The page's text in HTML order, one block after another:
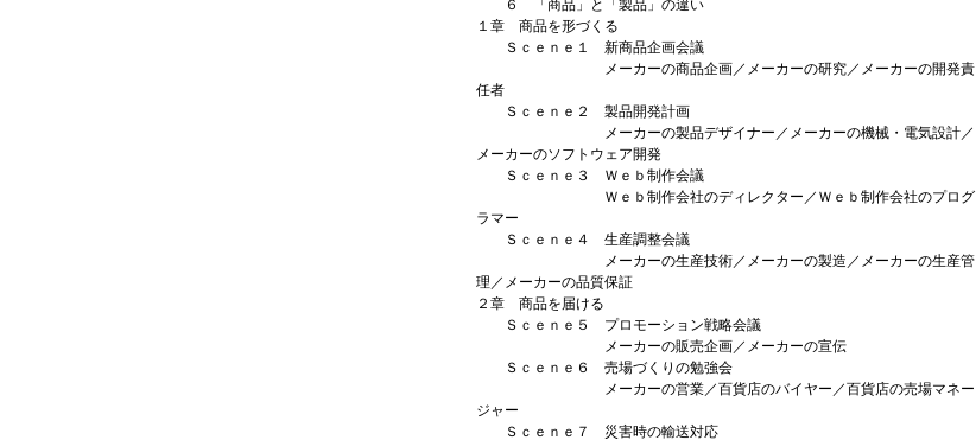
６ 「商品」と「製品」の違い
１章 商品を形づくる
Ｓｃｅｎｅ１ 新商品企画会議
メーカーの商品企画／メーカーの研究／メーカーの開発責
任者
Ｓｃｅｎｅ２ 製品開発計画
メーカーの製品デザイナー／メーカーの機械・電気設計／
メーカーのソフトウェア開発
Ｓｃｅｎｅ３ Ｗｅｂ制作会議
Ｗｅｂ制作会社のディレクター／Ｗｅｂ制作会社のプログ
ラマー
Ｓｃｅｎｅ４ 生産調整会議
メーカーの生産技術／メーカーの製造／メーカーの生産管
理／メーカーの品質保証
２章 商品を届ける
Ｓｃｅｎｅ５ プロモーション戦略会議
メーカーの販売企画／メーカーの宣伝
Ｓｃｅｎｅ６ 売場づくりの勉強会
メーカーの営業／百貨店のバイヤー／百貨店の売場マネー
ジャー
Ｓｃｅｎｅ７ 災害時の輸送対応